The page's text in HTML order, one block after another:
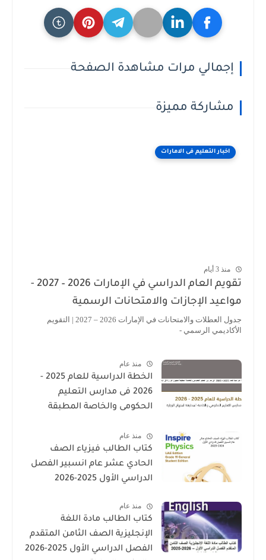
إجمالي مرات مشاهدة الصفحة
مشاركة مميزة
اخبار التعليم فى الامارات
منذ 3 أيام
تقويم العام الدراسي في الإمارات 2026 – 2027 -
مواعيد الإجازات والامتحانات الرسمية
جدول العطلات والامتحانات في الإمارات 2026 – 2027 | التقويم
الأكاديمي الرسمي -
منذ عام
الخطة الدراسية للعام 2025 -
2026 فى مدارس التعليم
الحكومى والخاصة المطبقة
منذ عام
كتاب الطالب فيزياء الصف
الحادي عشر عام انسبير الفصل
الدراسي الأول 2025-2026
منذ عام
كتاب الطالب مادة اللغة
الإنجليزية الصف الثامن المتقدم
الفصل الدراسي الأول 2025-2026